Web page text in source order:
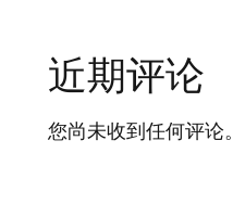
近期评论
您尚未收到任何评论。